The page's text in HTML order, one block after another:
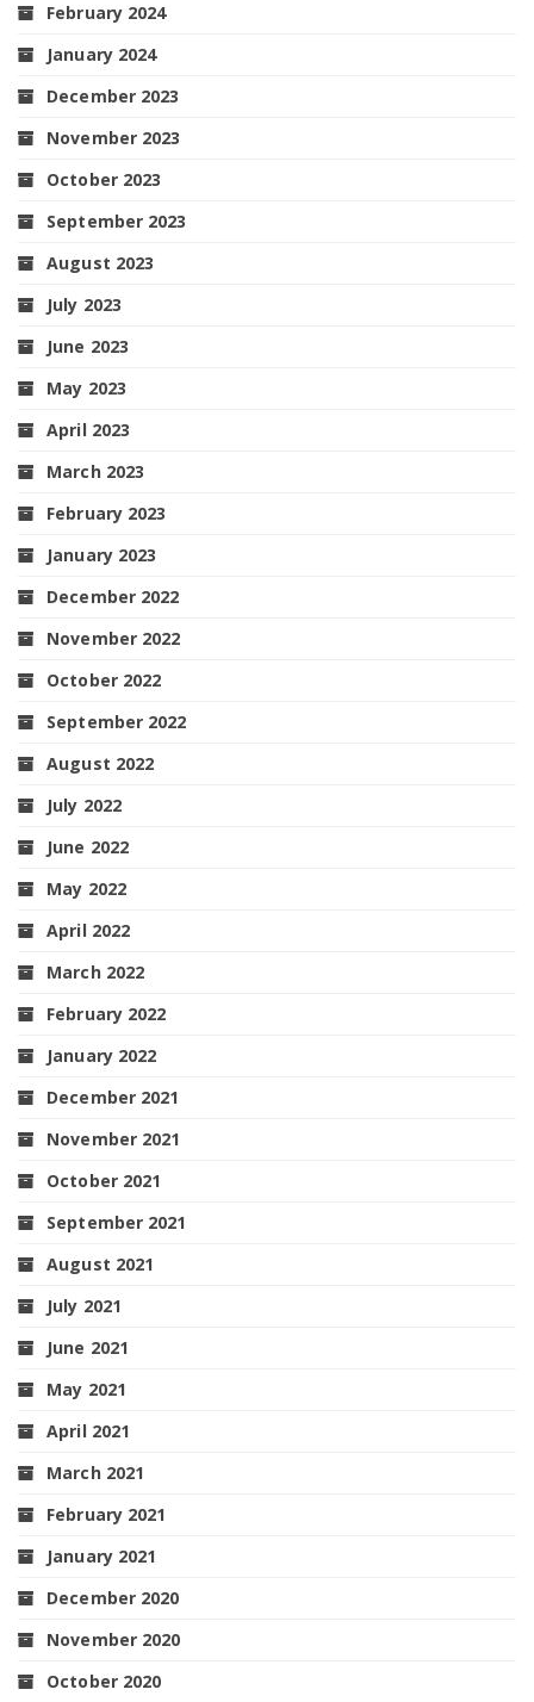
February 2024
January 2024
December 2023
November 2023
October 2023
September 2023
August 2023
July 2023
June 2023
May 2023
April 2023
March 2023
February 2023
January 2023
December 2022
November 2022
October 2022
September 2022
August 2022
July 2022
June 2022
May 2022
April 2022
March 2022
February 2022
January 2022
December 2021
November 2021
October 2021
September 2021
August 2021
July 2021
June 2021
May 2021
April 2021
March 2021
February 2021
January 2021
December 2020
November 2020
October 2020